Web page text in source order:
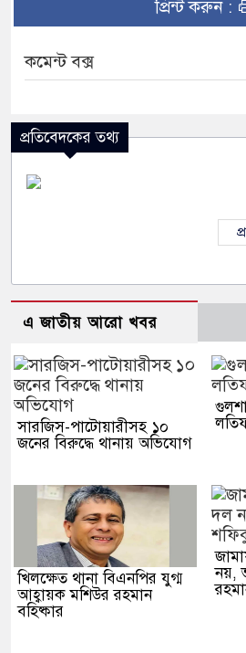
প্রিন্ট করুন :
কমেন্ট বক্স
প্রতিবেদকের তথ্য
এ জাতীয় আরো খবর
সারজিস-পাটোয়ারীসহ ১০
জনের বিরুদ্ধে থানায় অভিযোগ
খিলক্ষেত থানা বিএনপির যুগ্ম
আহ্বায়ক মশিউর রহমান
বহিষ্কার
নয়,